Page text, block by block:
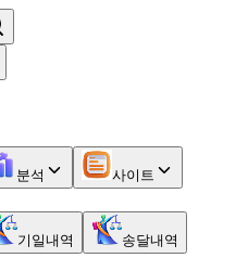
분석 사이트
기일내역 송달내역